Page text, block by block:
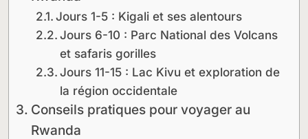
Jours 1-5 : Kigali et ses alentours
Jours 6-10 : Parc National des Volcans
et safaris gorilles
Jours 11-15 : Lac Kivu et exploration de
la région occidentale
Conseils pratiques pour voyager au
Rwanda